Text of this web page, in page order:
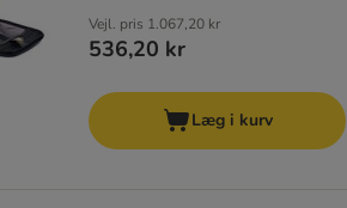
Vejl. pris 1.067,20 kr
536,20 kr
Læg i kurv